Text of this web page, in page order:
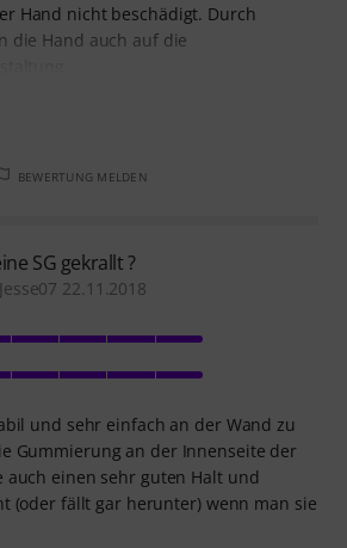
Hand nicht beschädigt. Durch
die Hand auch auf die
BEWERTUNG MELDEN
SG gekrallt ?
Jesse07 22.11.2018
und sehr einfach an der Wand zu
Gummierung an der Innenseite der
auch einen sehr guten Halt und
(oder fällt gar herunter) wenn man sie